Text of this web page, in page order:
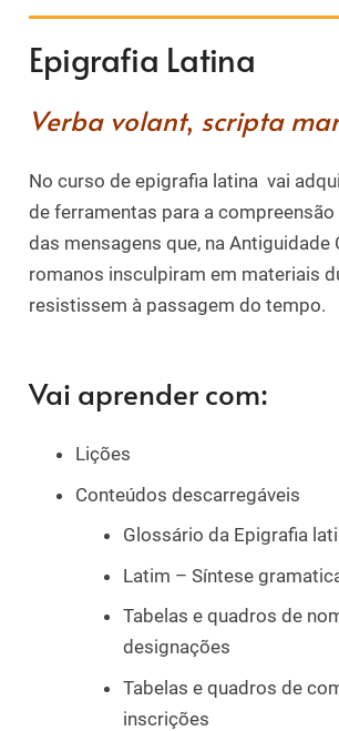
Epigrafia Latina
Verba volant, scripta
No curso de epigrafia latina vai
de ferramentas para a
das mensagens que, na Antiguidade
romanos insculpiram em materiais
resistissem à passagem do tempo.
Vai aprender com:
Lições
Conteúdos descarregáveis
Glossário da Epigrafia
Latim – Síntese
Tabelas e quadros de
designações
Tabelas e quadros de
inscrições